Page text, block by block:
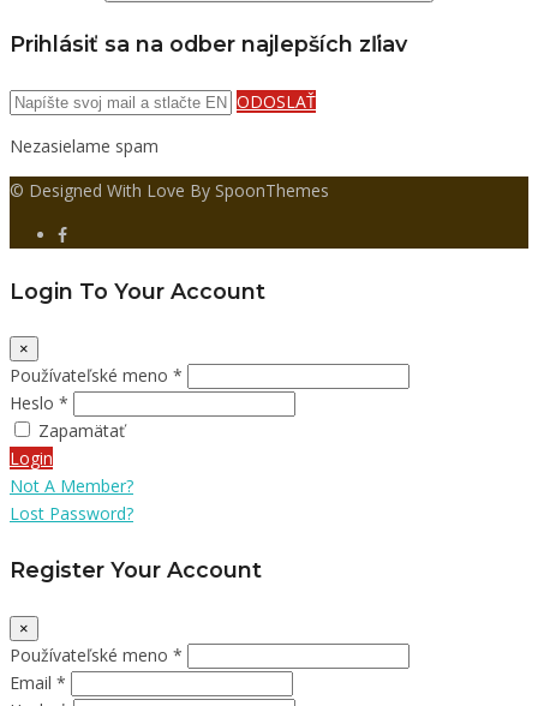
Prihlásiť sa na odber najlepších zľiav
ODOSLAŤ
Nezasielame spam
© Designed With Love By SpoonThemes
Login To Your Account
×
Používateľské meno *
Heslo *
Zapamätať
Login
Not A Member?
Lost Password?
Register Your Account
×
Používateľské meno *
Email *